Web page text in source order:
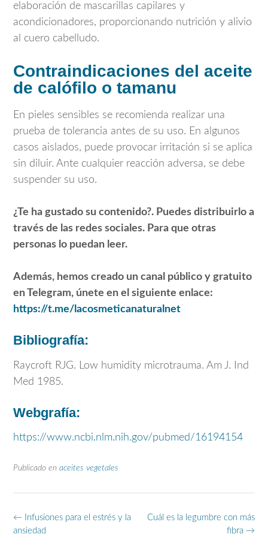
elaboración de mascarillas capilares y
acondicionadores, proporcionando nutrición y alivio
al cuero cabelludo.
Contraindicaciones del aceite
de calófilo o tamanu
En pieles sensibles se recomienda realizar una
prueba de tolerancia antes de su uso. En algunos
casos aislados, puede provocar irritación si se aplica
sin diluir. Ante cualquier reacción adversa, se debe
suspender su uso.
¿Te ha gustado su contenido?. Puedes distribuirlo a
través de las redes sociales. Para que otras
personas lo puedan leer.
Además, hemos creado un canal público y gratuito
en Telegram, únete en el siguiente enlace:
https://t.me/lacosmeticanaturalnet
Bibliografía:
Raycroft RJG. Low humidity microtrauma. Am J. Ind
Med 1985.
Webgrafía:
https://www.ncbi.nlm.nih.gov/pubmed/16194154
Publicado en aceites vegetales
Navegación
de
Cuál es la legumbre con más
fibra →
← Infusiones para el estrés y la
ansiedad